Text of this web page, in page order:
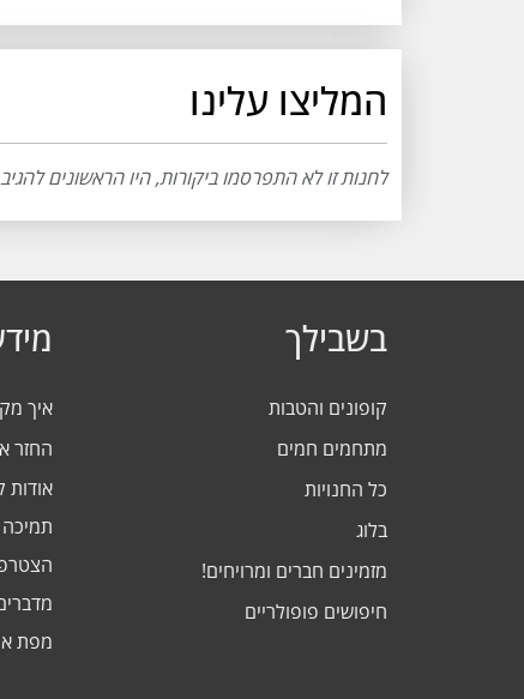
המליצו עלינו
לחנות זו לא התפרסמו ביקורות, היו הראשונים להגיב
בשבילך
קופונים והטבות
מתחמים חמים
כל החנויות
בלוג
מזמינים חברים ומרויחים!
חיפושים פופולריים
איך
החזר
תמיכה
מפת